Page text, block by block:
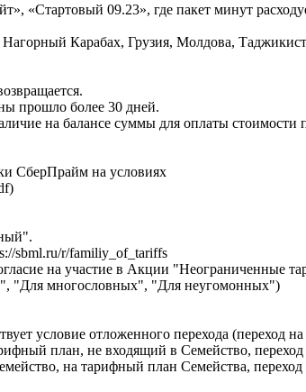
«Стартовый 09.23», где пакет минут
Карабах, Грузия, Молдова,
прошло более 30 дней.
на балансе суммы для оплаты стоимости
СберПрайм на условиях
sbml.ru/r/familiy_of_tariffs
на участие в Акции "Неограниченные
"Для многословных", "Для неугомонных")
условие отложенного перехода (переход
план, не входящий в Семейство, переход
на тарифный план Семейства, переход